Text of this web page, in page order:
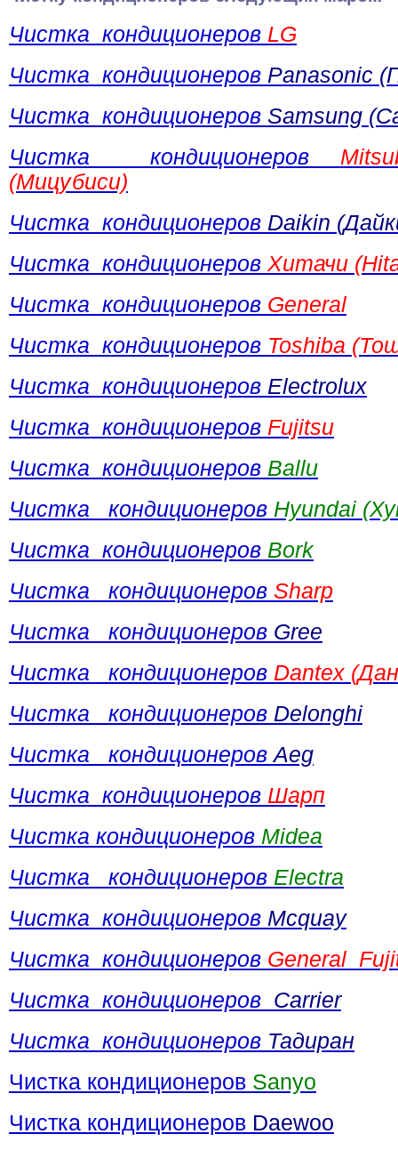
Чистка кондиционеров LG
Чистка кондиционеров Panasonic
Чистка кондиционеров Samsung
Чистка кондиционеров
(Мицубиси)
Чистка кондиционеров Daikin
Чистка кондиционеров Хитачи
Чистка кондиционеров General
Чистка кондиционеров Toshiba
Чистка кондиционеров Electrolux
Чистка кондиционеров Fujitsu
Чистка кондиционеров Ballu
Чистка кондиционеров Hyundai
Чистка кондиционеров Bork
Чистка кондиционеров Sharp
Чистка кондиционеров Gree
Чистка кондиционеров Dantex
Чистка кондиционеров Delonghi
Чистка кондиционеровAeg
Чистка кондиционеров Шарп
Чистка кондиционеров Midea
Чистка кондиционеров Electra
Чистка кондиционеров Mcquay
Чистка кондиционеров General
Чистка кондиционеров Carrier
Чистка кондиционеров Тадиран
Чистка кондиционеров Sanyo
Чистка кондиционеров Daewoo